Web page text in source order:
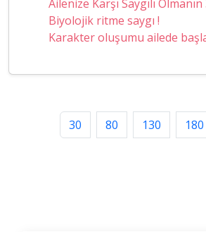
Ailenize Karşı Saygılı
Biyolojik ritme saygı !
Karakter oluşumu ailede
30 80 130 180